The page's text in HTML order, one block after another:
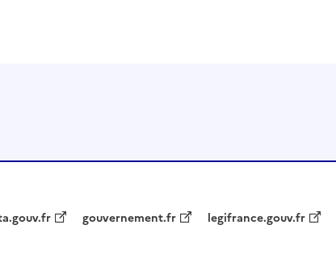
gouvernement.fr legifrance.gouv.fr